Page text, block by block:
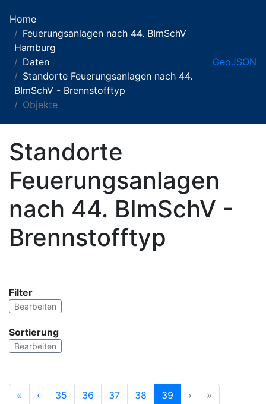
Home
Feuerungsanlagen nach 44. BImSchV
Hamburg
Daten
Standorte Feuerungsanlagen nach 44.
BImSchV - Brennstofftyp
Objekte
GeoJSON
Standorte
Feuerungsanlagen
nach 44. BImSchV -
Brennstofftyp
Filter
Bearbeiten
Sortierung
Bearbeiten
« ‹ 35 36 37 38 39 › »